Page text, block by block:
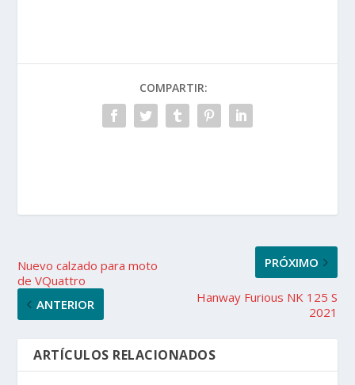
COMPARTIR:
Nuevo calzado para moto
de VQuattro
ANTERIOR
PRÓXIMO
Hanway Furious NK 125 S
2021
ARTÍCULOS RELACIONADOS